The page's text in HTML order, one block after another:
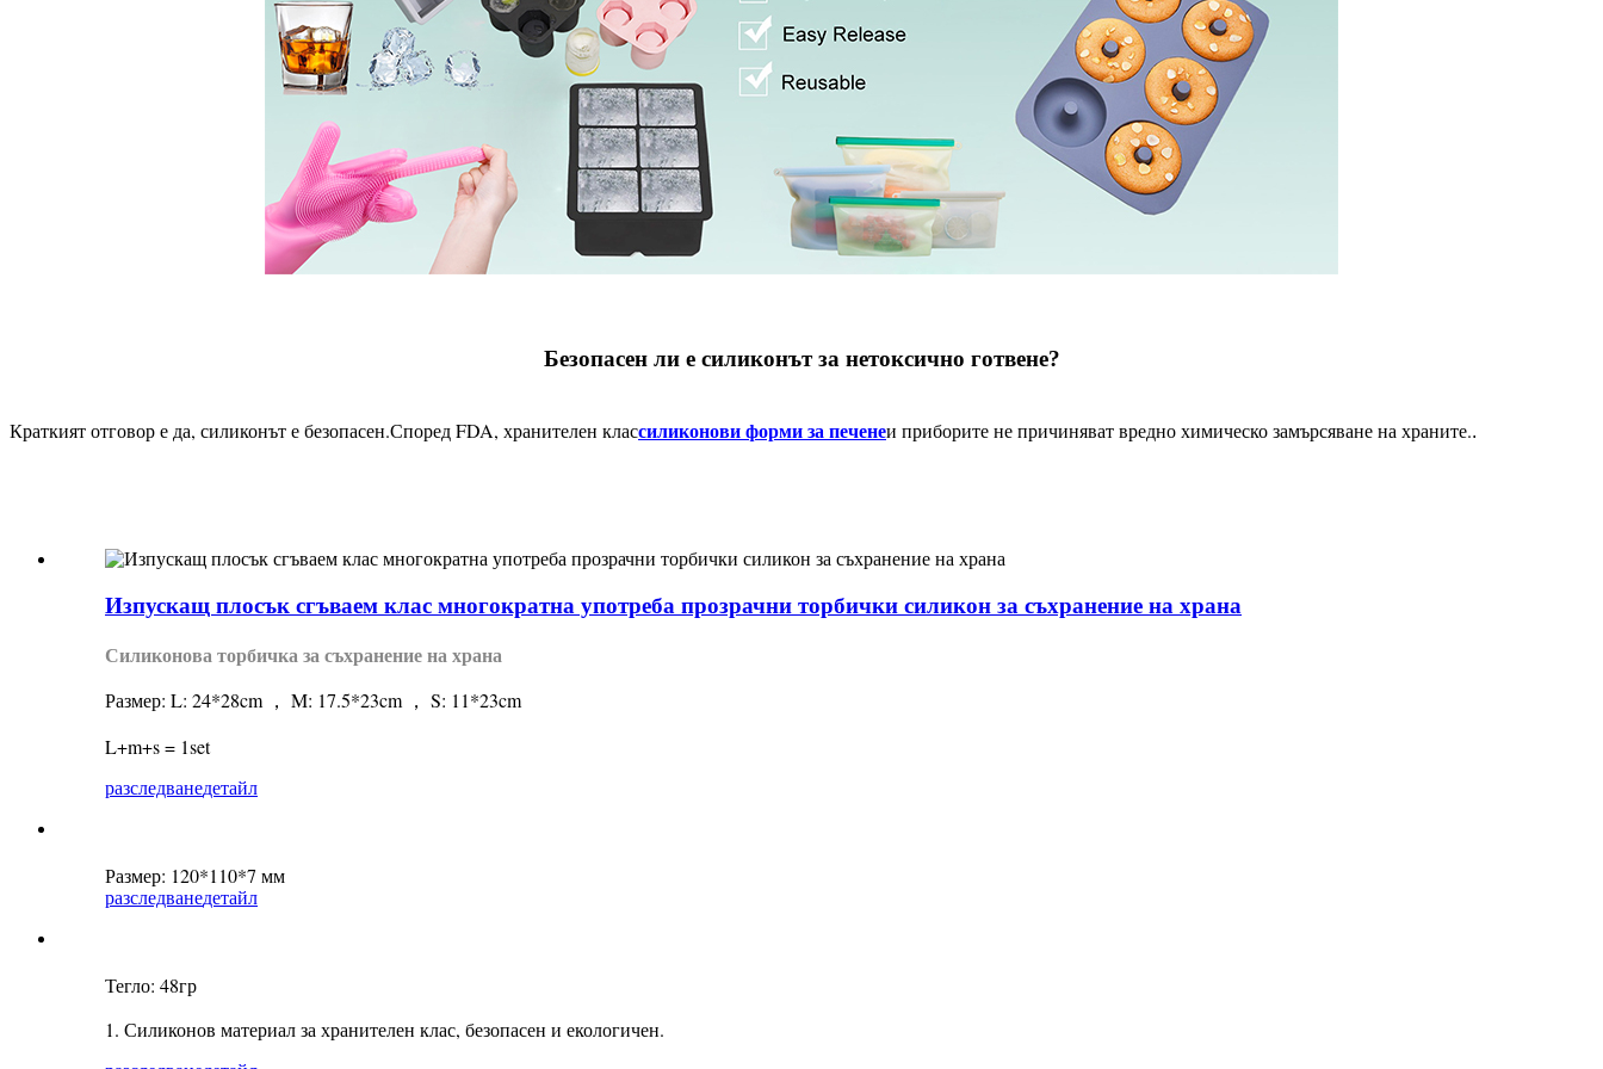
Безопасен ли е силиконът за нетоксично готвене?
Краткият отговор е да, силиконът е безопасен.Според FDA, хранителен классиликонови форми за печенеи приборите не причиняват вредно химическо замърсяване на храните..
Изпускащ плосък сгъваем клас многократна употреба прозрачни торбички силикон за съхранение на храна
Силиконова торбичка за съхранение на храна
Размер: L: 24*28cm ， M: 17.5*23cm ， S: 11*23cm
L+m+s = 1set
разследванедетайл
Размер: 120*110*7 мм
разследванедетайл
Тегло: 48гр
1. Силиконов материал за хранителен клас, безопасен и екологичен.